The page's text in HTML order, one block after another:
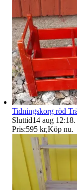
Tidningskorg röd
Sluttid14 aug 12:18.
Pris:595 kr,Köp nu.